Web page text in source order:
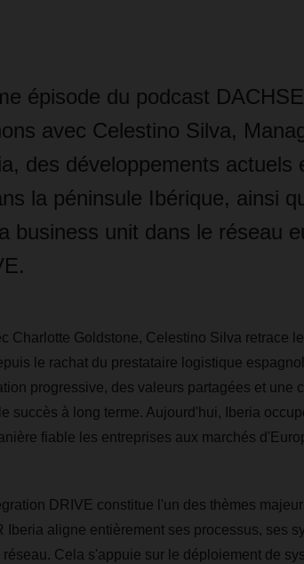
épisode du podcast
avec Celestino Silva,
des développements actuels
la péninsule Ibérique, ainsi
business unit dans le réseau
Charlotte Goldstone, Celestino Silva retrace
le rachat du prestataire logistique
progressive, des valeurs partagées et une
succès à long terme. Aujourd'hui, Iberia
fiable les entreprises aux marchés
DRIVE constitue l'un des thèmes
aligne entièrement ses processus, ses
Cela s'appuie sur le déploiement de